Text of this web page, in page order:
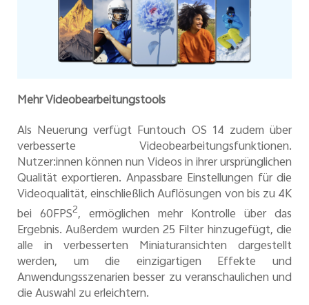
Mehr Videobearbeitungstools
Als Neuerung verfügt Funtouch OS 14 zudem über
verbesserte Videobearbeitungsfunktionen.
Nutzer:innen können nun Videos in ihrer ursprünglichen
Qualität exportieren. Anpassbare Einstellungen für die
Videoqualität, einschließlich Auflösungen von bis zu 4K
bei 60FPS2, ermöglichen mehr Kontrolle über das
Ergebnis. Außerdem wurden 25 Filter hinzugefügt, die
alle in verbesserten Miniaturansichten dargestellt
werden, um die einzigartigen Effekte und
Anwendungsszenarien besser zu veranschaulichen und
die Auswahl zu erleichtern.